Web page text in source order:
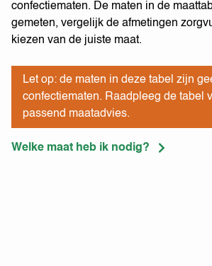
confectiematen. De maten in de
gemeten, vergelijk de afmetingen
kiezen van de juiste maat.
Let op: de maten in deze tabel zijn
confectiematen. Raadpleeg de tabel
passend maatadvies.
Welke maat heb ik nodig?